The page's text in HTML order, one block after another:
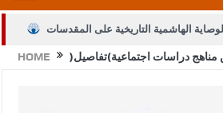
الهاشمية التاريخية على المقدسات
الإسلامية والمسيحية HOME مناهج دراسات اجتماعية(تفاصيل)